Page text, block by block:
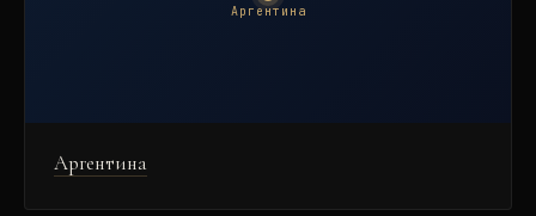
Аргентина
Аргентина